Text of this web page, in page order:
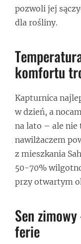
pozwoli jej
dla rośliny.
komfortu
Kapturnica
w dzień, a
na lato – ale nie
nawilżaczem
z mieszkania
50-70%
przy otwartym
Sen
ferie